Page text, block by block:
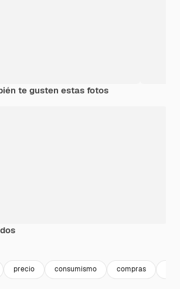
te gusten estas fotos
precio consumismo compras